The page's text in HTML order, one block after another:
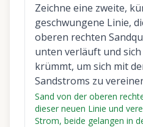
Zeichne eine zweite,
geschwungene Linie,
oberen rechten
unten verläuft und
krümmt, um sich mit
Sandstroms zu
Sand von der oberen
dieser neuen Linie und
Strom, beide gelangen in